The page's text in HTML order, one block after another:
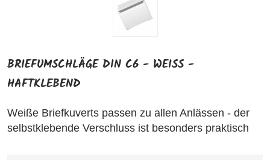
BRIEFUMSCHLÄGE DIN C6 - WEISS - H
AFTKLEBEND
Weiße Briefkuverts passen zu allen Anlässen - der
selbstklebende Verschluss ist besonders praktisch